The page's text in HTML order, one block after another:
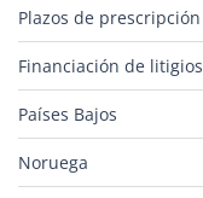
Plazos de prescripción
Financiación de litigios
Países Bajos
Noruega